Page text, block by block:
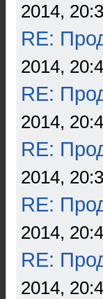
2014,
RE:
2014,
RE:
2014,
RE:
2014,
RE:
2014,
RE:
2014,